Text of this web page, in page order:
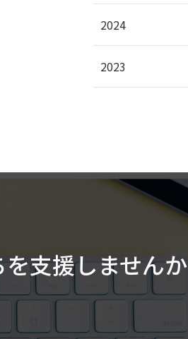
2024
2023
支援しませんか